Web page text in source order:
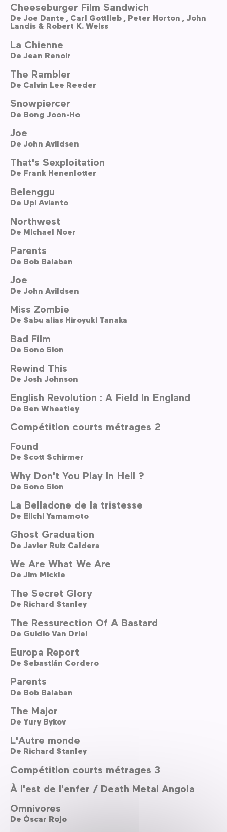
Cheeseburger Film Sandwich
De Joe Dante , Carl Gottlieb , Peter Horton , John
Landis & Robert K. Weiss
La Chienne
De Jean Renoir
The Rambler
De Calvin Lee Reeder
Snowpiercer
De Bong Joon-Ho
Joe
De John Avildsen
That's Sexploitation
De Frank Henenlotter
Belenggu
De Upi Avianto
Northwest
De Michael Noer
Parents
De Bob Balaban
Joe
De John Avildsen
Miss Zombie
De Sabu alias Hiroyuki Tanaka
Bad Film
De Sono Sion
Rewind This
De Josh Johnson
English Revolution : A Field In England
De Ben Wheatley
Compétition courts métrages 2
Found
De Scott Schirmer
Why Don't You Play In Hell ?
De Sono Sion
La Belladone de la tristesse
De Eiichi Yamamoto
Ghost Graduation
De Javier Ruiz Caldera
We Are What We Are
De Jim Mickle
The Secret Glory
De Richard Stanley
The Ressurection Of A Bastard
De Guidio Van Driel
Europa Report
De Sebastián Cordero
Parents
De Bob Balaban
The Major
De Yury Bykov
L'Autre monde
De Richard Stanley
Compétition courts métrages 3
À l'est de l'enfer / Death Metal Angola
Omnivores
De Óscar Rojo